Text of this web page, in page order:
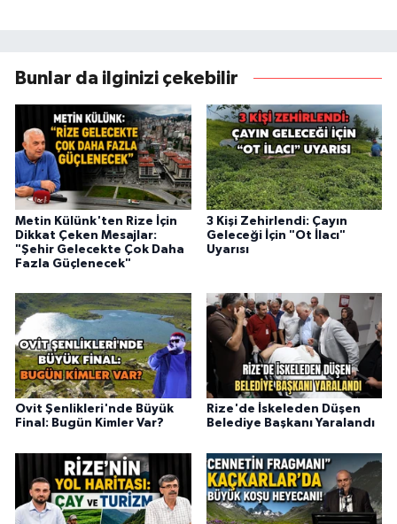
Bunlar da ilginizi çekebilir
Metin Külünk'ten Rize İçin
Dikkat Çeken Mesajlar:
"Şehir Gelecekte Çok Daha
Fazla Güçlenecek"
3 Kişi Zehirlendi: Çayın
Geleceği İçin "Ot İlacı"
Uyarısı
Ovit Şenlikleri'nde Büyük
Final: Bugün Kimler Var?
Rize'de İskeleden Düşen
Belediye Başkanı Yaralandı